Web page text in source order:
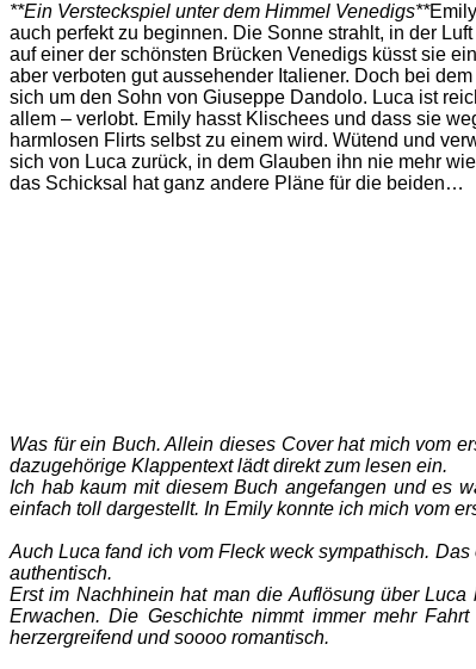
**Ein Versteckspiel unter dem Himmel Venedigs**
auch perfekt zu beginnen. Die Sonne strahlt, in der
auf einer der schönsten Brücken Venedigs küsst sie
aber verboten gut aussehender Italiener. Doch bei
sich um den Sohn von Giuseppe Dandolo. Luca ist
allem – verlobt. Emily hasst Klischees und dass sie
harmlosen Flirts selbst zu einem wird. Wütend und
sich von Luca zurück, in dem Glauben ihn nie mehr
das Schicksal hat ganz andere Pläne für die beiden…
Was für ein Buch. Allein dieses Cover hat mich vom
dazugehörige Klappentext lädt direkt zum lesen ein.
Ich hab kaum mit diesem Buch angefangen und es
einfach toll dargestellt. In Emily konnte ich mich vom
Auch Luca fand ich vom Fleck weck sympathisch.
authentisch.
Erst im Nachhinein hat man die Auflösung über
Erwachen. Die Geschichte nimmt immer mehr
herzergreifend und soooo romantisch.